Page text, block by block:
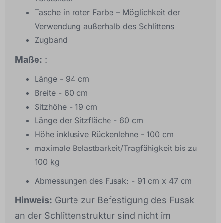
Tasche in roter Farbe – Möglichkeit der
Verwendung außerhalb des Schlittens
Zugband
Maße: :
Länge - 94 cm
Breite - 60 cm
Sitzhöhe - 19 cm
Länge der Sitzfläche - 60 cm
Höhe inklusive Rückenlehne - 100 cm
maximale Belastbarkeit/Tragfähigkeit bis zu
100 kg
Abmessungen des Fusak: - 91 cm x 47 cm
Hinweis: Gurte zur Befestigung des Fusak
an der Schlittenstruktur sind nicht im